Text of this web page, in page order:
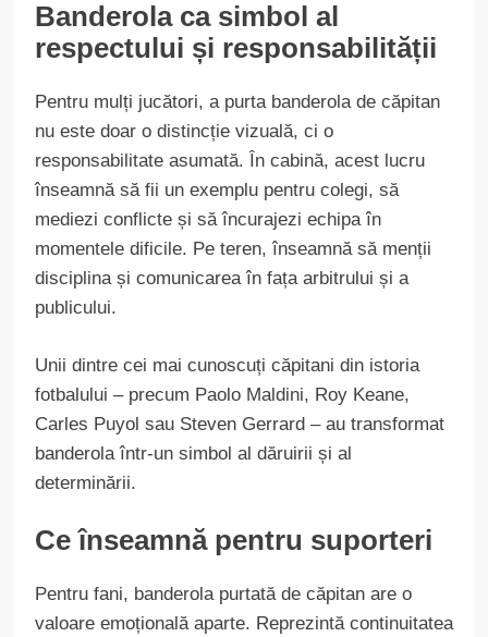
Banderola ca simbol al
respectului și responsabilității
Pentru mulți jucători, a purta banderola de căpitan
nu este doar o distincție vizuală, ci o
responsabilitate asumată. În cabină, acest lucru
înseamnă să fii un exemplu pentru colegi, să
mediezi conflicte și să încurajezi echipa în
momentele dificile. Pe teren, înseamnă să menții
disciplina și comunicarea în fața arbitrului și a
publicului.
Unii dintre cei mai cunoscuți căpitani din istoria
fotbalului – precum Paolo Maldini, Roy Keane,
Carles Puyol sau Steven Gerrard – au transformat
banderola într-un simbol al dăruirii și al
determinării.
Ce înseamnă pentru suporteri
Pentru fani, banderola purtată de căpitan are o
valoare emoțională aparte. Reprezintă continuitatea